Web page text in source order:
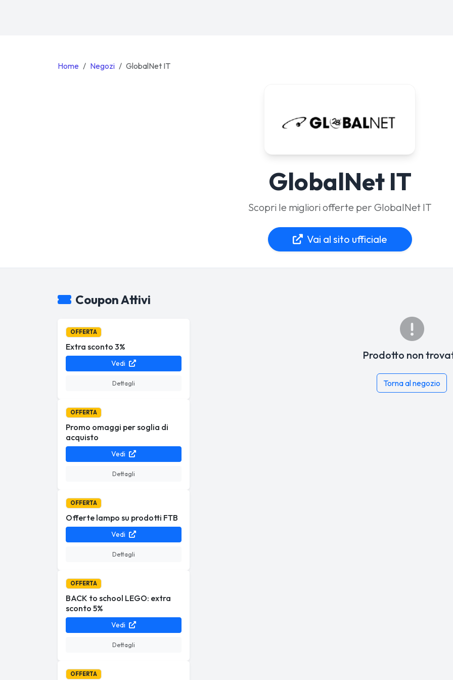
Home Negozi GlobalNet IT
GlobalNet IT
Scopri le migliori offerte per GlobalNet IT
Vai al sito ufficiale
Coupon Attivi
OFFERTA
Extra sconto 3%
Vedi
Dettagli
OFFERTA
Promo omaggi per soglia di
acquisto
Vedi
Dettagli
OFFERTA
Offerte lampo su prodotti FTB
Vedi
Dettagli
OFFERTA
BACK to school LEGO: extra
sconto 5%
Vedi
Dettagli
OFFERTA
Prodotto non
Torna al negozio